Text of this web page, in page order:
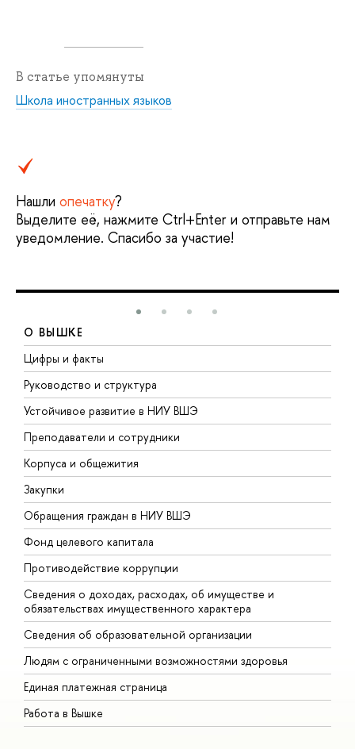
В статье упомянуты
Школа иностранных языков
Нашли опечатку?
Выделите её, нажмите Ctrl+Enter и отправьте нам
уведомление. Спасибо за участие!
О ВЫШКЕ
Цифры и факты
Руководство и структура
Устойчивое развитие в НИУ ВШЭ
Преподаватели и сотрудники
Корпуса и общежития
Закупки
Обращения граждан в НИУ ВШЭ
Фонд целевого капитала
Противодействие коррупции
Сведения о доходах, расходах, об имуществе и
обязательствах имущественного характера
Сведения об образовательной организации
Людям с ограниченными возможностями здоровья
Единая платежная страница
Работа в Вышке